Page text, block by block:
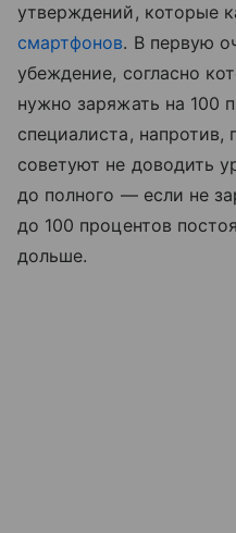
утверждений, которые
смартфонов. В первую
убеждение, согласно
нужно заряжать на 100
специалиста, напротив,
советуют не доводить
до полного — если не
до 100 процентов
дольше.